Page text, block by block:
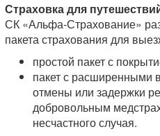
Страховка для
СК «Альфа-Страхование»
пакета страхования для
простой пакет с
пакет с расширенными
отмены или задержки
добровольным
несчастного случая.